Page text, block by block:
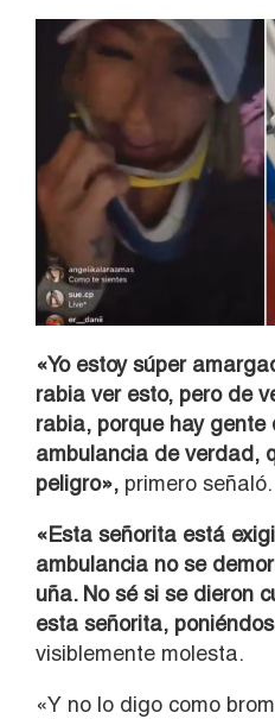
«Yo estoy súper
rabia ver esto, pero de
rabia, porque hay gente
ambulancia de verdad,
peligro», primero señaló.
«Esta señorita está
ambulancia no se
uña. No sé si se dieron
esta señorita,
visiblemente molesta.
«Y no lo digo como